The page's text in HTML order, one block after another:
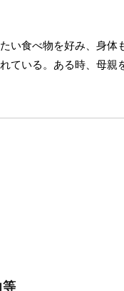
い食べ物を好み、身体
ている。ある時、母親
等